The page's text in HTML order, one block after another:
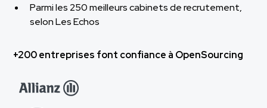
Parmi les 250 meilleurs cabinets de recrutement,
selon Les Echos
+200 entreprises font confiance à OpenSourcing